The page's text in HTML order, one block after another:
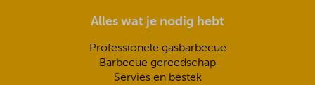
Alles wat je nodig hebt
Professionele gasbarbecue
Barbecue gereedschap
Servies en bestek